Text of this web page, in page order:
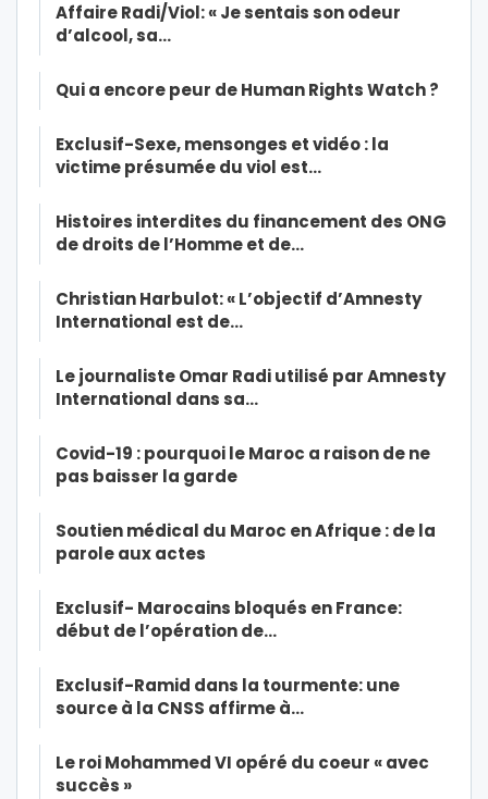
Affaire Radi/Viol: « Je sentais son odeur
d’alcool, sa…
Qui a encore peur de Human Rights Watch ?
Exclusif-Sexe, mensonges et vidéo : la
victime présumée du viol est…
Histoires interdites du financement des ONG
de droits de l’Homme et de…
Christian Harbulot: « L’objectif d’Amnesty
International est de…
Le journaliste Omar Radi utilisé par Amnesty
International dans sa…
Covid-19 : pourquoi le Maroc a raison de ne
pas baisser la garde
Soutien médical du Maroc en Afrique : de la
parole aux actes
Exclusif- Marocains bloqués en France:
début de l’opération de…
Exclusif-Ramid dans la tourmente: une
source à la CNSS affirme à…
Le roi Mohammed VI opéré du coeur « avec
succès »